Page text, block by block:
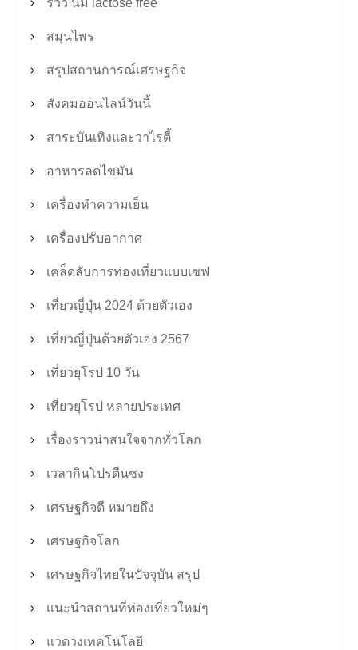
รีวิว นม lactose free
สมุนไพร
สรุปสถานการณ์เศรษฐกิจ
สังคมออนไลน์วันนี้
สาระบันเทิงและวาไรตี้
อาหารลดไขมัน
เครื่องทำความเย็น
เครื่องปรับอากาศ
เคล็ดลับการท่องเที่ยวแบบเซฟ
เที่ยวญี่ปุ่น 2024 ด้วยตัวเอง
เที่ยวญี่ปุ่นด้วยตัวเอง 2567
เที่ยวยุโรป 10 วัน
เที่ยวยุโรป หลายประเทศ
เรื่องราวน่าสนใจจากทั่วโลก
เวลากินโปรตีนชง
เศรษฐกิจดี หมายถึง
เศรษฐกิจโลก
เศรษฐกิจไทยในปัจจุบัน สรุป
แนะนำสถานที่ท่องเที่ยวใหม่ๆ
แวดวงเทคโนโลยี